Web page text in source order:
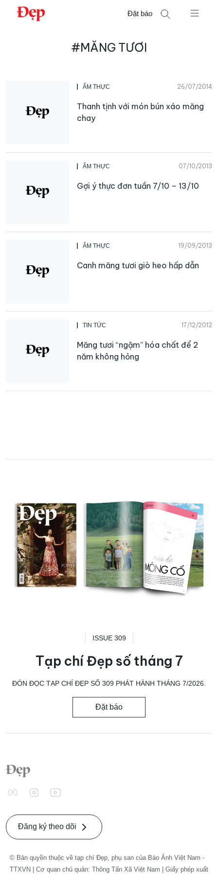
Chuyển
Đặt báo
#MĂNG TƯƠI
ẨM THỰC 26/07/2014
Thanh tịnh với món bún xáo măng
chay
ẨM THỰC 07/10/2013
Gợi ý thực đơn tuần 7/10 – 13/10
ẨM THỰC 19/09/2013
Canh măng tươi giò heo hấp dẫn
TIN TỨC 17/12/2012
Măng tươi “ngậm” hóa chất để 2
năm không hỏng
ISSUE 309
Tạp chí Đẹp số tháng 7
ĐÓN ĐỌC TẠP CHÍ ĐẸP SỐ 309 PHÁT HÀNH THÁNG 7/2026.
Đặt báo
Đăng ký theo dõi
© Bản quyền thuộc về tạp chí Đẹp, phụ san của Báo Ảnh Việt Nam -
TTXVN | Cơ quan chủ quản: Thông Tấn Xã Việt Nam | Giấy phép xuất